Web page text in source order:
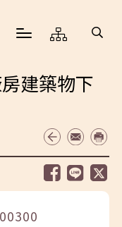
建築物下